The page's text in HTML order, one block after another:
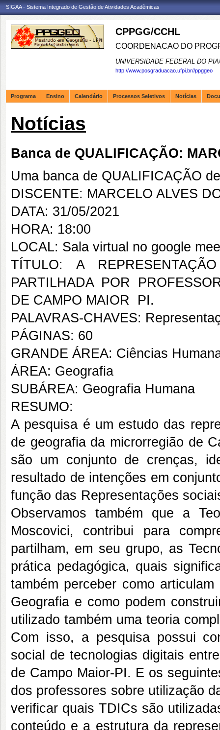
SIGAA - Sistema Integrado de Gestão de Atividades Acadêmicas
CPPGG/CCHL
COORDENACAO DO
UNIVERSIDADE FEDERAL DO
http://www.posgraduacao.ufpi.br//ppggeo
Programa Ensino Calendário Processos Seletivos Notícias
Notícias
Banca de QUALIFICAÇÃO:
Uma banca de QUALIFICAÇÃO
DISCENTE: MARCELO ALVES
DATA: 31/05/2021
HORA: 18:00
LOCAL: Sala virtual no google
TÍTULO: A
PARTILHADA POR
DE CAMPO MAIOR  PI.
PALAVRAS-CHAVES:
PÁGINAS: 60
GRANDE ÁREA: Ciências
ÁREA: Geografia
SUBÁREA: Geografia Humana
RESUMO:
A pesquisa é um estudo das
de geografia da microrregião de
são um conjunto de crenças,
resultado de intenções em
função das Representações
Observamos também que a
Moscovici, contribui para
partilham, em seu grupo, as
prática pedagógica, quais
também perceber como
Geografia e como podem
utilizado também uma teoria
Com isso, a pesquisa possui
social de tecnologias digitais
de Campo Maior-PI. E os
dos professores sobre utilização
verificar quais TDICs são
conteúdo e a estrutura da